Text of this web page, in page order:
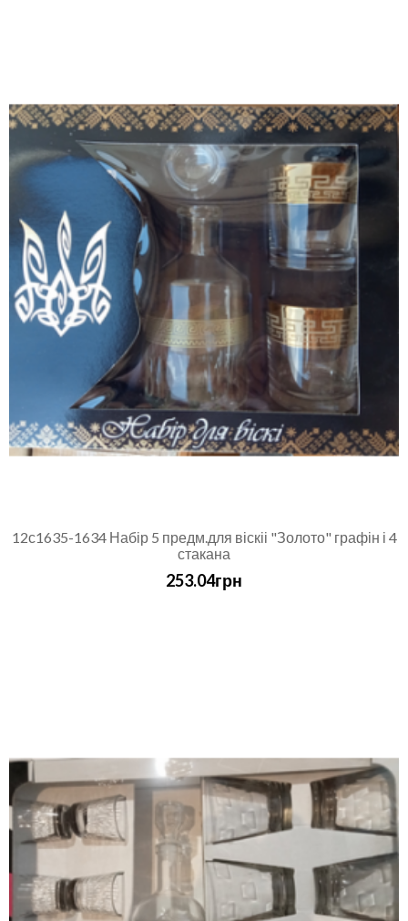
12с1635-1634 Набір 5 предм.для віскіі "Золото" графін і 4
стакана
253.04грн